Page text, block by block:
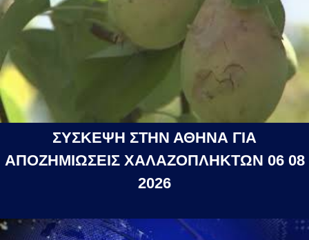
ΣΥΣΚΕΨΗ ΣΤΗΝ ΑΘΗΝΑ ΓΙΑ
ΑΠΟΖΗΜΙΩΣΕΙΣ ΧΑΛΑΖΟΠΛΗΚΤΩΝ 06 08
2026